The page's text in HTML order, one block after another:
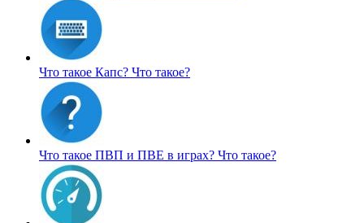
Что такое Капс? Что такое?
Что такое ПВП и ПВЕ в играх? Что такое?